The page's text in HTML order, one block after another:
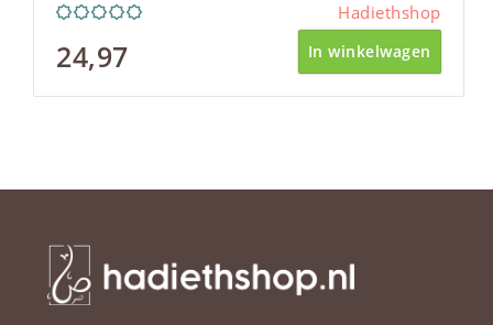
Hadiethshop
24,97 In winkelwagen